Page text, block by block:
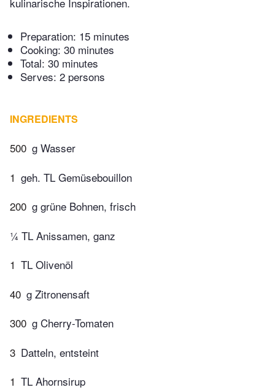
Preparation: 15 minutes
Cooking: 30 minutes
Total: 30 minutes
Serves: 2 persons
INGREDIENTS
500 g Wasser
1 geh. TL Gemüsebouillon
200 g grüne Bohnen, frisch
¼ TL Anissamen, ganz
1 TL Olivenöl
40 g Zitronensaft
300 g Cherry-Tomaten
3 Datteln, entsteint
1 TL Ahornsirup